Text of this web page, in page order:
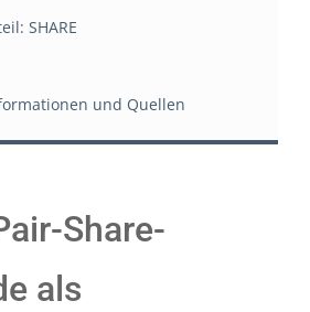
SHARE
und Quellen
Share-
als